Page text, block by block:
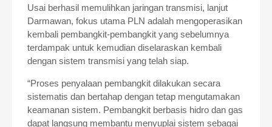
Usai berhasil memulihkan jaringan transmisi, lanjut
Darmawan, fokus utama PLN adalah mengoperasikan
kembali pembangkit-pembangkit yang sebelumnya
terdampak untuk kemudian diselaraskan kembali
dengan sistem transmisi yang telah siap.
“Proses penyalaan pembangkit dilakukan secara
sistematis dan bertahap dengan tetap mengutamakan
keamanan sistem. Pembangkit berbasis hidro dan gas
dapat langsung membantu menyuplai sistem sebagai